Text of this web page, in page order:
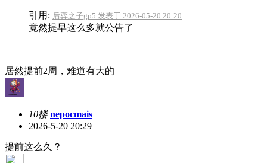
引用: 后弈之子gp5 发表于 2026-05-20 20:20
竟然提早这么多就公告了
居然提前2周，难道有大的
10楼 nepocmais
2026-5-20 20:29
提前这么久？